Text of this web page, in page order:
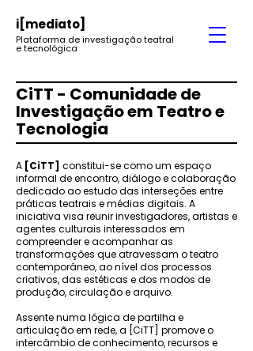
i[mediato]
Plataforma de investigação teatral
e tecnológica
CiTT - Comunidade de
Investigação em Teatro e
Tecnologia
A [CiTT] constitui-se como um espaço
informal de encontro, diálogo e colaboração
dedicado ao estudo das interseções entre
práticas teatrais e médias digitais. A
iniciativa visa reunir investigadores, artistas e
agentes culturais interessados em
compreender e acompanhar as
transformações que atravessam o teatro
contemporâneo, ao nível dos processos
criativos, das estéticas e dos modos de
produção, circulação e arquivo.
Assente numa lógica de partilha e
articulação em rede, a [CiTT] promove o
intercâmbio de conhecimento, recursos e